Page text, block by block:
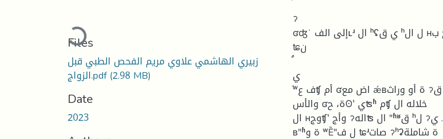
Loading...
Files
زبيري الهاشمي علاوي مريم الفحص الطبي قبل
الزواج.pdf(2.98 MB)
Date
2023
ॽ
ʛʤʻ إلى الفʟʴ ال ʰʢي ق ʰل ال ʜواج ب ʨصفه وس ʽلة ل ʴʺا ǽة ، ح ʘʽ قان
ʨن
ي
ؔʷف عʧ أم ʛاض مع ǽʙة أو وراث ॽة قʙ ت ʕثʛ على ح ॽاة ص ʴة الأزواج
والأس ʛة، حʘʽ يʦʱ مʧ خلاله ال
ال ʜوجʧʽ وأج ॽالهʦ ال ʺʱʶق ʰل ॽة. يʦʱ إج ʛاء الفʟʴ في م ʛاكʜ ص ॽʴة مع
ʙʺʱة و ʷȄʺل ف ʨʴصات ॽʰʡة شاملة